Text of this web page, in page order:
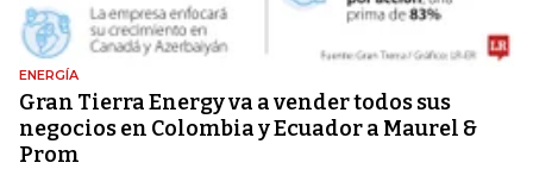
ENERGÍA
Gran Tierra Energy va a vender todos sus
negocios en Colombia y Ecuador a Maurel &
Prom